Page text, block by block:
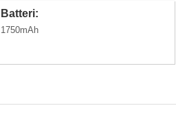
Batteri:
1750mAh